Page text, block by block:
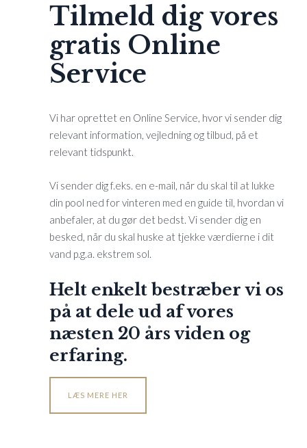
Tilmeld dig vores
gratis Online
Service
Vi har oprettet en Online Service, hvor vi sender dig
relevant information, vejledning og tilbud, på et
relevant tidspunkt.
Vi sender dig f.eks. en e-mail, når du skal til at lukke
din pool ned for vinteren med en guide til, hvordan vi
anbefaler, at du gør det bedst. Vi sender dig en
besked, når du skal huske at tjekke værdierne i dit
vand p.g.a. ekstrem sol.
Helt enkelt bestræber vi os
på at dele ud af vores
næsten 20 års viden og
erfaring.
LÆS MERE HER